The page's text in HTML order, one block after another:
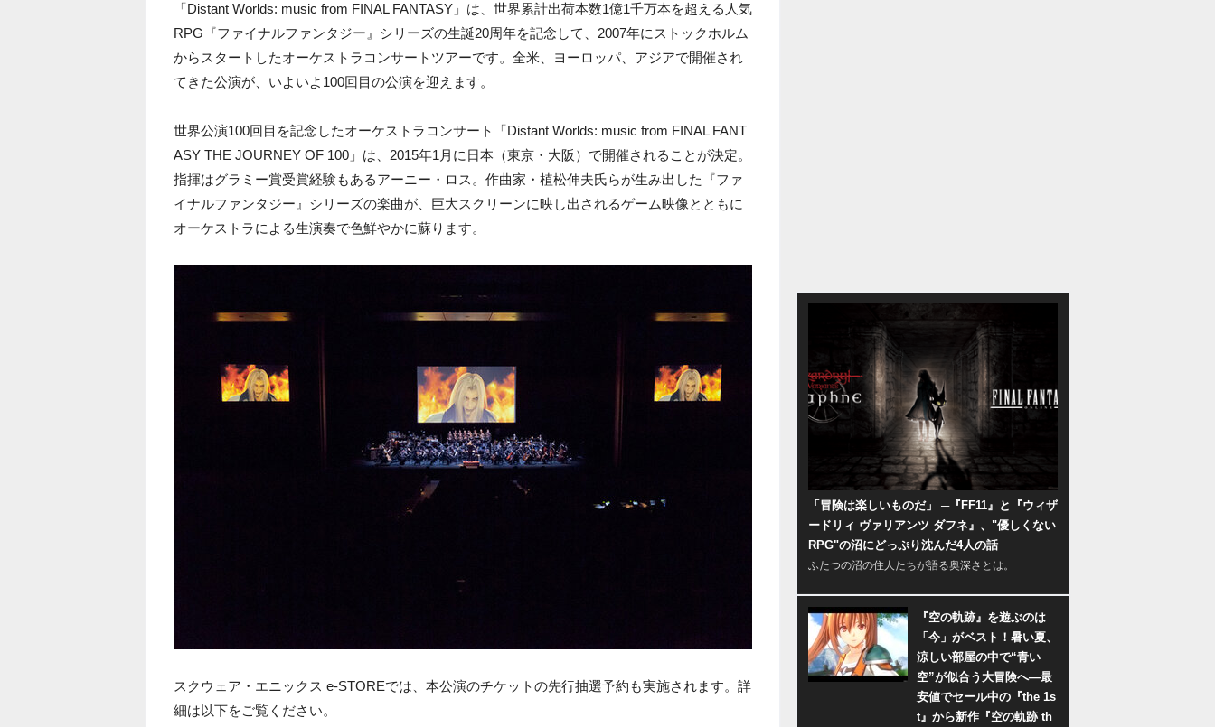
「Distant Worlds: music from FINAL FANTASY」は、世界累計出荷本数1億1千万本を超える人気
RPG『ファイナルファンタジー』シリーズの生誕20周年を記念して、2007年にストックホルム
からスタートしたオーケストラコンサートツアーです。全米、ヨーロッパ、アジアで開催され
てきた公演が、いよいよ100回目の公演を迎えます。
世界公演100回目を記念したオーケストラコンサート「Distant Worlds: music from FINAL FANT
ASY THE JOURNEY OF 100」は、2015年1月に日本（東京・大阪）で開催されることが決定。
指揮はグラミー賞受賞経験もあるアーニー・ロス。作曲家・植松伸夫氏らが生み出した『ファ
イナルファンタジー』シリーズの楽曲が、巨大スクリーンに映し出されるゲーム映像とともに
オーケストラによる生演奏で色鮮やかに蘇ります。
スクウェア・エニックス e-STOREでは、本公演のチケットの先行抽選予約も実施されます。詳
細は以下をご覧ください。
「冒険は楽しいものだ」 ─『FF11』と『ウィザ
ードリィ ヴァリアンツ ダフネ』、"優しくない
RPG"の沼にどっぷり沈んだ4人の話
ふたつの沼の住人たちが語る奥深さとは。
『空の軌跡』を遊ぶのは
「今」がベスト！暑い夏、
涼しい部屋の中で“青い
空”が似合う大冒険へ―最
安値でセール中の『the 1s
t』から新作『空の軌跡 th